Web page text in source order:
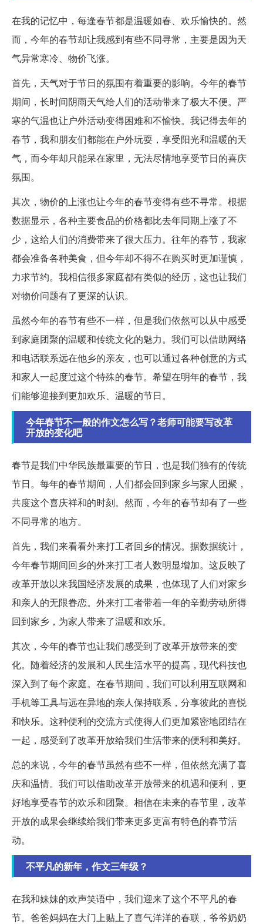
在我的记忆中，每逢春节都是温暖如春、欢乐愉快的。然
而，今年的春节却让我感到有些不同寻常，主要是因为天
气异常寒冷、物价飞涨。
首先，天气对于节日的氛围有着重要的影响。今年的春节
期间，长时间阴雨天气给人们的活动带来了极大不便。严
寒的气温也让户外活动变得困难和不愉快。我记得去年的
春节，我和朋友们都能在户外玩耍，享受阳光和温暖的天
气，而今年却只能呆在家里，无法尽情地享受节日的喜庆
氛围。
其次，物价的上涨也让今年的春节变得有些不寻常。根据
数据显示，各种主要食品的价格都比去年同期上涨了不
少，这给人们的消费带来了很大压力。往年的春节，我家
都会准备各种美食，但今年却不得不在购买时更加谨慎，
力求节约。我相信很多家庭都有类似的经历，这也让我们
对物价问题有了更深的认识。
虽然今年的春节有些不一样，但是我们依然可以从中感受
到家庭团聚的温暖和传统文化的魅力。我们可以借助网络
和电话联系远在他乡的亲友，也可以通过各种创意的方式
和家人一起度过这个特殊的春节。希望在明年的春节，我
们能够迎接到更加欢乐、温暖的节日。
今年春节不一般的作文怎么写？老师可能要写改革
开放的变化吧
春节是我们中华民族最重要的节日，也是我们独有的传统
节日。每年的春节期间，人们都会回到家乡与家人团聚，
共度这个喜庆祥和的时刻。然而，今年的春节却有了一些
不同寻常的地方。
首先，我们来看看外来打工者回乡的情况。据数据统计，
今年春节期间回乡的外来打工者人数明显增加。这反映了
改革开放以来我国经济发展的成果，也体现了人们对家乡
和亲人的无限眷恋。外来打工者带着一年的辛勤劳动所得
回到家乡，为家人带来了温暖和欢乐。
其次，今年的春节也让我们感受到了改革开放带来的变
化。随着经济的发展和人民生活水平的提高，现代科技也
深入到了每个家庭。在春节期间，我们可以利用互联网和
手机等工具与远在异地的亲人保持联系，分享彼此的喜悦
和快乐。这种便利的交流方式使得人们更加紧密地团结在
一起，感受到了改革开放给我们生活带来的便利和美好。
总的来说，今年的春节虽然有些不一样，但依然充满了喜
庆和温情。我们可以借助改革开放带来的机遇和便利，更
好地享受春节的欢乐和团聚。相信在未来的春节里，改革
开放的成果会继续给我们带来更多更富有特色的春节活
动。
不平凡的新年，作文三年级？
在我和妹妹的欢声笑语中，我们迎来了这个不平凡的春
节。爸爸妈妈在大门上贴上了喜气洋洋的春联，爷爷奶奶